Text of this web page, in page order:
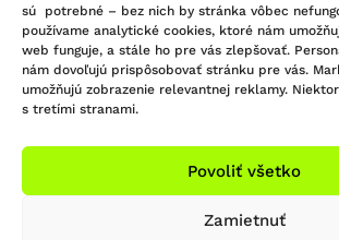
sú potrebné – bez nich by stránka vôbec
používame analytické cookies, ktoré nám
web funguje, a stále ho pre vás zlepšovať.
nám dovoľujú prispôsobovať stránku pre vás.
umožňujú zobrazenie relevantnej reklamy.
s tretími stranami.
Povoliť všetko
Zamietnuť
Prešov
OTVÁRACIE HODINY
Predajňa Prešov
Formulár na
Ochrana